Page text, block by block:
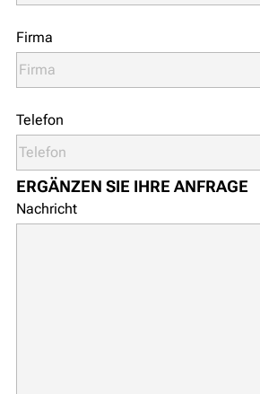
Firma
Telefon
ERGÄNZEN SIE IHRE ANFRAGE
Nachricht